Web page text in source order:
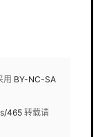
用 BY-NC-SA
465 转载请